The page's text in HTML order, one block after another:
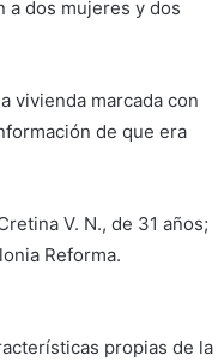
a dos mujeres y dos
vivienda marcada con
de que era
V. N., de 31 años;
Reforma.
propias de la